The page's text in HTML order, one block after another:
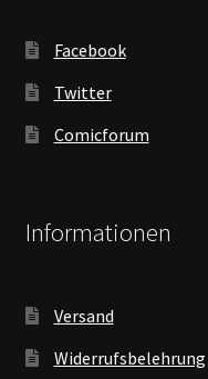
Facebook
Twitter
Comicforum
Informationen
Versand
Widerrufsbelehrung